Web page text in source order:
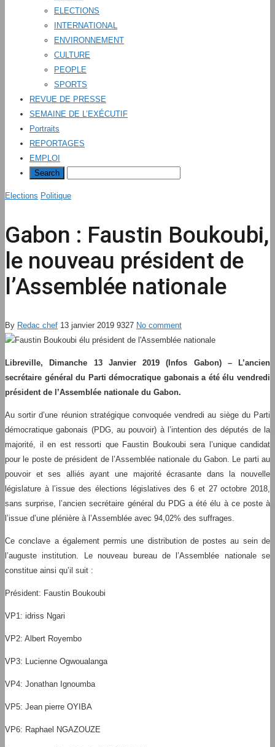
ELECTIONS
INTERNATIONAL
ENVIRONNEMENT
CULTURE
PEOPLE
SPORTS
REVUE DE PRESSE
SEMAINE DE L’EXÉCUTIF
Portraits
REPORTAGES
EMPLOI
Elections Politique
Gabon : Faustin Boukoubi,
le nouveau président de
l’Assemblée nationale
By Redac chef 13 janvier 2019 9327 No comment
Libreville, Dimanche 13 Janvier 2019 (Infos Gabon) – L’ancien
secrétaire général du Parti démocratique gabonais a été élu vendredi
président de l’Assemblée nationale du Gabon.
Au sortir d’une réunion stratégique convoquée vendredi au siège du Parti
démocratique gabonais (PDG, au pouvoir) à l’intention des députés de la
majorité, il en est ressorti que Faustin Boukoubi sera l’unique candidat
pour le poste de président de l’Assemblée nationale du Gabon. Le parti au
pouvoir et ses alliés ayant une majorité écrasante dans la nouvelle
législature à l’issue des élections législatives des 6 et 27 octobre 2018,
sans surprise, l’ancien secrétaire général du PDG a été élu à ce poste à
l’issue d’une plénière à l’Assemblée avec 94,02% des suffrages.
Ce conclave a également permis une distribution de postes au sein de
l’auguste institution. Le nouveau bureau de l’Assemblée nationale se
constitue ainsi qu’il suit :
Président: Faustin Boukoubi
VP1: idriss Ngari
VP2: Albert Royembo
VP3: Lucienne Ogwoualanga
VP4: Jonathan Ignoumba
VP5: Jean pierre OYIBA
VP6: Raphael NGAZOUZE